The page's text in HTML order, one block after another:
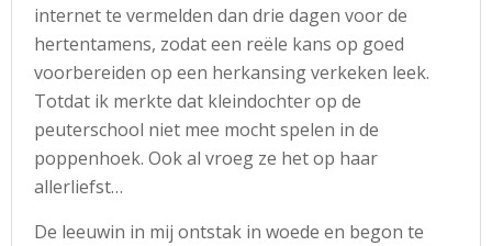
internet te vermelden dan drie dagen voor de
hertentamens, zodat een reële kans op goed
voorbereiden op een herkansing verkeken leek.
Totdat ik merkte dat kleindochter op de
peuterschool niet mee mocht spelen in de
poppenhoek. Ook al vroeg ze het op haar
allerliefst…
De leeuwin in mij ontstak in woede en begon te